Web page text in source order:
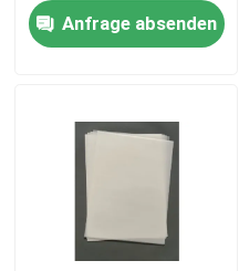
Nachrichten
Alle Fälle
Medizinisches X Ray Film
Tintenstrahl X Ray Film
Anfrage absenden